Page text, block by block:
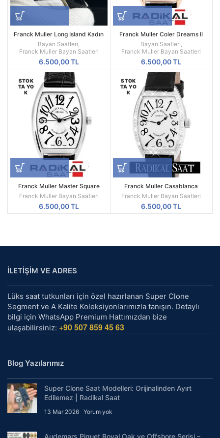
Franck Muller Long Island Kadın
Saat Gümüş Kasa Siyah Deri
Quartz
Bayan Saatleri,
Franck Muller Bayan Saatleri
6.500,00TL
Franck Muller Coler Dreams II
Bayan Saatleri,
Franck Muller Bayan Saatleri
6.500,00TL
STOK
TA YO
K
Franck Muller Master Square
Franck Muller Bayan Saatleri
6.500,00TL
STOK
TA YO
K
Franck Muller Casablanca
Franck Muller Bayan Saatleri
6.500,00TL
İLETİŞİM VE ADRES
Lüks saat tutkunları için özel hazırlanan Super Clone
Segment ve A Kalite Koleksiyonlarımızla tanışın. Detaylı
bilgi için WhatsApp Premium Hattımızdan bize
ulaşabilirsiniz: +90 507 859 45 63
Blog Yazılarımız
Super Clone Saat Modelleri: Orijinalinden Ayırt
Edilemez | Radikal Saat
13 Mar 2026 Yorum yok
Audemars Piguet Royal Oak ve Offshore Serisi –